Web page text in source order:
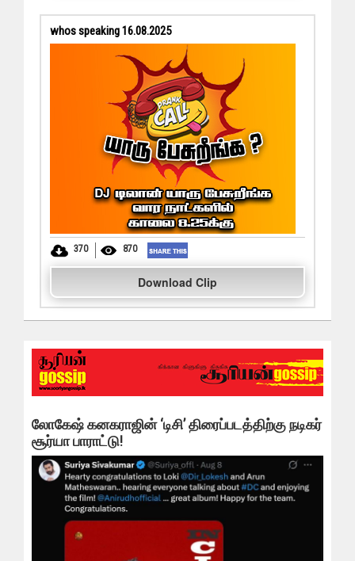
whos speaking 16.08.2025
370 870
Download Clip
லோகேஷ் கனகராஜின் ‘டிசி’ திரைப்படத்திற்கு நடிகர்
சூர்யா பாராட்டு!